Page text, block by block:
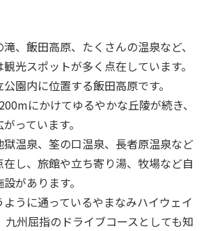
、飯田高原、たくさんの温泉など、
光スポットが多く点在しています。
園内に位置する飯田高原です。
にかけてゆるやかな丘陵が続き、
っています。
温泉、筌の口温泉、長者原温泉など
し、旅館や立ち寄り湯、牧場など自
があります。
ように通っているやまなみハイウェイ
九州屈指のドライブコースとしても知